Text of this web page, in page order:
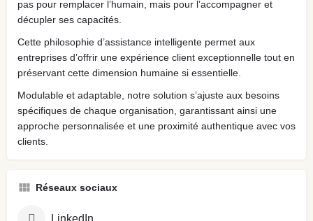
pas pour remplacer l’humain, mais pour l’accompagner et
décupler ses capacités.
Cette philosophie d’assistance intelligente permet aux
entreprises d’offrir une expérience client exceptionnelle tout en
préservant cette dimension humaine si essentielle.
Modulable et adaptable, notre solution s’ajuste aux besoins
spécifiques de chaque organisation, garantissant ainsi une
approche personnalisée et une proximité authentique avec vos
clients.
Réseaux sociaux